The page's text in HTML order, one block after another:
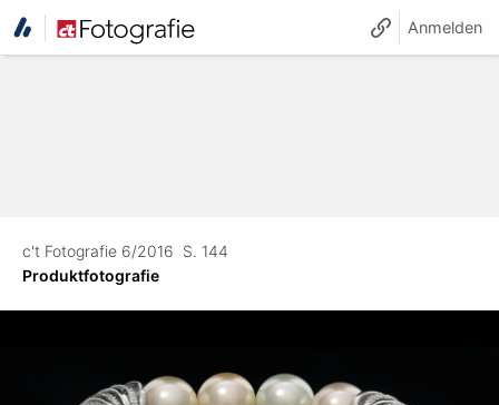
Anmelden
c't Fotografie 6/2016 S. 144
Produktfotografie